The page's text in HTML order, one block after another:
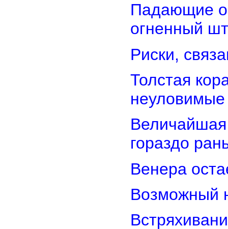
Падающие
огненный
Риски,
Толстая
Величайшая
гораздо
Венера
Возможный